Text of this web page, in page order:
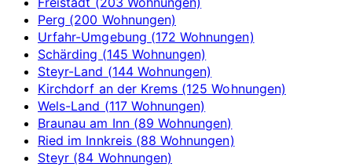
Perg (200 Wohnungen)
Urfahr-Umgebung (172 Wohnungen)
Schärding (145 Wohnungen)
Steyr-Land (144 Wohnungen)
Kirchdorf an der Krems (125 Wohnungen)
Wels-Land (117 Wohnungen)
Braunau am Inn (89 Wohnungen)
Ried im Innkreis (88 Wohnungen)
Steyr (84 Wohnungen)